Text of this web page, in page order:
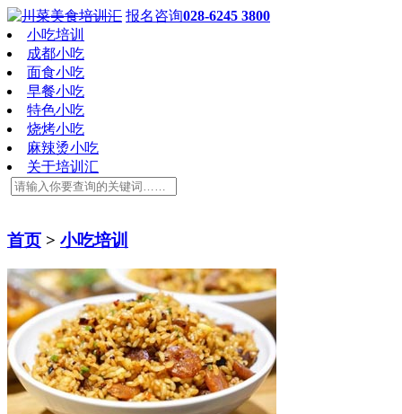
报名咨询028-6245 3800
小吃培训
成都小吃
面食小吃
早餐小吃
特色小吃
烧烤小吃
麻辣烫小吃
关于培训汇
首页 > 小吃培训